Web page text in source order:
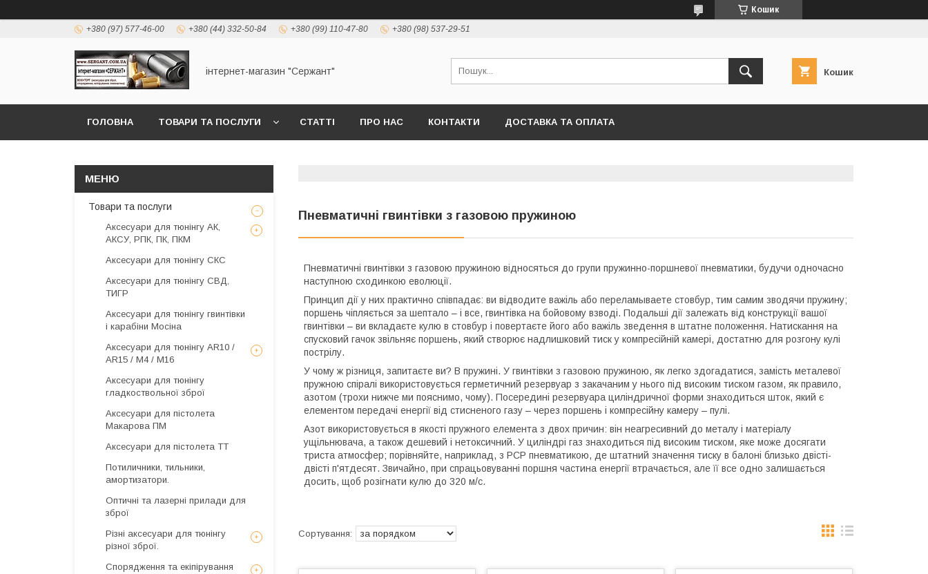
Кошик
+380 (97) 577-46-00 +380 (44) 332-50-84 +380 (99) 110-47-80 +380 (98) 537-29-51
інтернет-магазин "Сержант" Кошик
ГОЛОВНА ТОВАРИ ТА ПОСЛУГИ СТАТТІ ПРО НАС КОНТАКТИ ДОСТАВКА ТА ОПЛАТА
Пневматичні гвинтівки з газовою пружиною
Пневматичні гвинтівки з газовою пружиною відносяться до групи пружинно-поршневої пневматики, будучи одночасно
наступною сходинкою еволюції.
Принцип дії у них практично співпадає: ви відводите важіль або переламываете стовбур, тим самим зводячи пружину;
поршень чіпляється за шептало – і все, гвинтівка на бойовому взводі. Подальші дії залежать від конструкції вашої
гвинтівки – ви вкладаєте кулю в стовбур і повертаєте його або важіль зведення в штатне положення. Натискання на
спусковий гачок звільняє поршень, який створює надлишковий тиск у компресійній камері, достатню для розгону кулі
пострілу.
У чому ж різниця, запитаєте ви? В пружині. У гвинтівки з газовою пружиною, як легко здогадатися, замість металевої
пружною спіралі використовується герметичний резервуар з закачаним у нього під високим тиском газом, як правило,
азотом (трохи нижче ми пояснимо, чому). Посередині резервуара циліндричної форми знаходиться шток, який є
елементом передачі енергії від стисненого газу – через поршень і компресійну камеру – пулі.
Азот використовується в якості пружного елемента з двох причин: він неагресивний до металу і матеріалу
ущільнювача, а також дешевий і нетоксичний. У циліндрі газ знаходиться під високим тиском, яке може досягати
триста атмосфер; порівняйте, наприклад, з PCP пневматикою, де штатний значення тиску в балоні близько двісті-
двісті п'ятдесят. Звичайно, при спрацьовуванні поршня частина енергії втрачається, але її все одно залишається
досить, щоб розігнати кулю до 320 м/с.
Товари та послуги
Аксесуари для тюнінгу АК,
АКСУ, РПК, ПК, ПКМ
Аксесуари для тюнінгу СКС
Аксесуари для тюнінгу СВД,
ТИГР
Аксесуари для тюнінгу гвинтівки
і карабіни Мосіна
Аксесуари для тюнінгу AR10 /
AR15 / М4 / М16
Аксесуари для тюнінгу
гладкоствольної зброї
Аксесуари для пістолета
Макарова ПМ
Аксесуари для пістолета ТТ
Потиличники, тильники,
амортизатори.
Оптичні та лазерні прилади для
зброї
Різні аксесуари для тюнінгу
різної зброї.
Спорядження та екіпірування